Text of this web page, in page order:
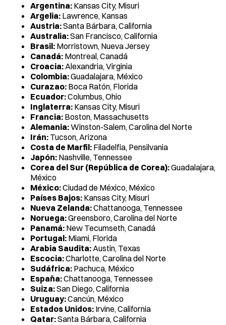
Argentina: Kansas City, Misuri
Argelia: Lawrence, Kansas
Austria:Santa Bárbara, California
Australia:San Francisco, California
Brasil: Morristown, Nueva Jersey
Canadá: Montreal, Canadá
Croacia:Alexandria, Virginia
Colombia:Guadalajara, México
Curazao: Boca Ratón, Florida
Ecuador:Columbus, Ohio
Inglaterra: Kansas City, Misuri
Francia: Boston, Massachusetts
Alemania:Winston-Salem, Carolina del Norte
Irán: Tucson, Arizona
Costa de Marfil: Filadelfia, Pensilvania
Japón: Nashville, Tennessee
Corea del Sur (República de Corea):Guadalajara,
México
México:Ciudad de México, México
Países Bajos: Kansas City, Misuri
Nueva Zelanda:Chattanooga, Tennessee
Noruega:Greensboro, Carolina del Norte
Panamá: New Tecumseth, Canadá
Portugal: Miami, Florida
Arabia Saudita:Austin, Texas
Escocia:Charlotte, Carolina del Norte
Sudáfrica: Pachuca, México
España:Chattanooga, Tennessee
Suiza:San Diego, California
Uruguay:Cancún, México
Estados Unidos: Irvine, California
Qatar:Santa Bárbara, California